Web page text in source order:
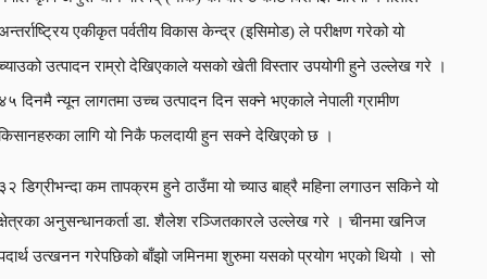
एकीकृत पर्वतीय विकास केन्द्र (इसिमोड) ले परीक्षण गरेको यो
उत्पादन राम्रो देखिएकाले यसको खेती विस्तार उपयोगी हुने उल्लेख गरे ।
दिनमै न्यून लागतमा उच्च उत्पादन दिन सक्ने भएकाले नेपाली ग्रामीण
लागि यो निकै फलदायी हुन सक्ने देखिएको छ ।
डिग्रीभन्दा कम तापक्रम हुने ठाउँमा यो च्याउ बाह्रै महिना लगाउन सकिने यो
अनुसन्धानकर्ता डा. शैलेश रञ्जितकारले उल्लेख गरे । चीनमा खनिज
उत्खनन गरेपछिको बाँझो जमिनमा शुरुमा यसको प्रयोग भएको थियो । सो